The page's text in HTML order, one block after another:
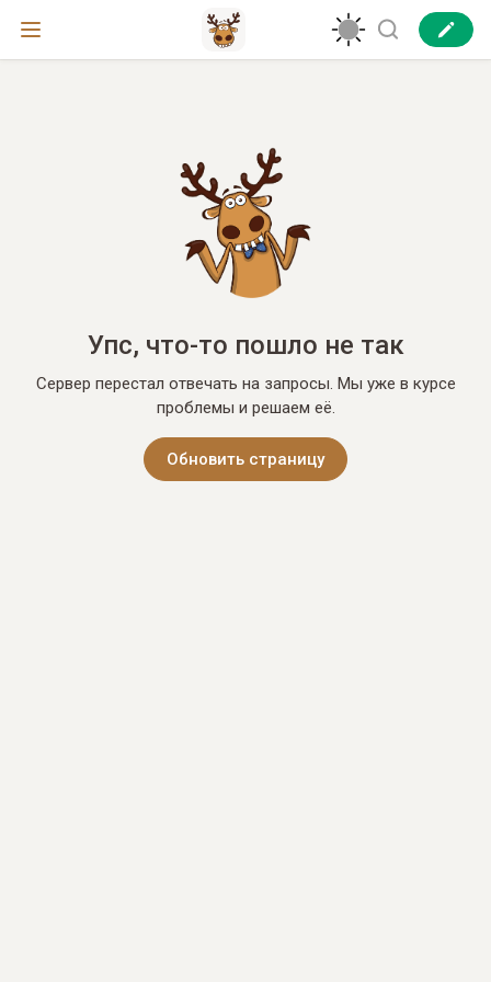
Упс, что-то пошло не так
Сервер перестал отвечать на запросы. Мы уже в курсе
проблемы и решаем её.
Обновить страницу